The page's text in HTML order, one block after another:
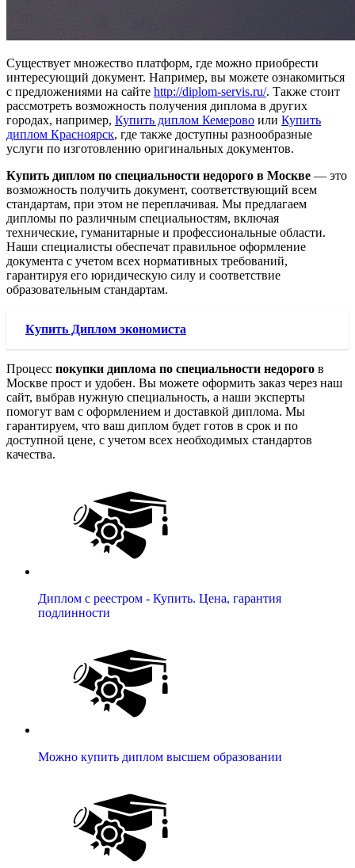
Существует множество платформ, где можно приобрести
интересующий документ. Например, вы можете ознакомиться
с предложениями на сайте http://diplom-servis.ru/. Также стоит
рассмотреть возможность получения диплома в других
городах, например, Купить диплом Кемерово или Купить
диплом Красноярск, где также доступны разнообразные
услуги по изготовлению оригинальных документов.
Купить диплом по специальности недорого в Москве — это
возможность получить документ, соответствующий всем
стандартам, при этом не переплачивая. Мы предлагаем
дипломы по различным специальностям, включая
технические, гуманитарные и профессиональные области.
Наши специалисты обеспечат правильное оформление
документа с учетом всех нормативных требований,
гарантируя его юридическую силу и соответствие
образовательным стандартам.
Купить Диплом экономиста
Процесс покупки диплома по специальности недорого в
Москве прост и удобен. Вы можете оформить заказ через наш
сайт, выбрав нужную специальность, а наши эксперты
помогут вам с оформлением и доставкой диплома. Мы
гарантируем, что ваш диплом будет готов в срок и по
доступной цене, с учетом всех необходимых стандартов
качества.
Диплом с реестром - Купить. Цена, гарантия
подлинности
Можно купить диплом высшем образовании